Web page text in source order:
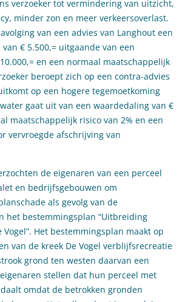
verzoeker tot vermindering van uitzicht,
minder zon en meer verkeersoverlast.
van een advies van Langhout een
€ 5.500,= uitgaande van een
en een normaal maatschappelijk
beroept zich op een contra-advies
op een hogere tegemoetkoming
gaat uit van een waardedaling van €
maatschappelijk risico van 2% en een
vervroegde afschrijving van
de eigenaren van een perceel
en bedrijfsgebouwen om
als gevolg van de
het bestemmingsplan “Uitbreiding
Het bestemmingsplan maakt op
van de kreek De Vogel verblijfsrecreatie
grond ten westen daarvan een
stellen dat hun perceel met
omdat de betrokken gronden